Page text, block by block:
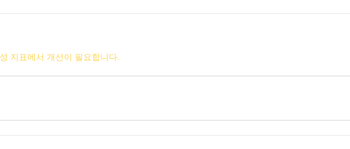
지표에서 개선이 필요합니다.